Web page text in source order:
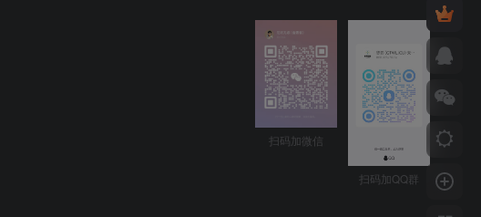
扫码加微信
扫码加QQ群